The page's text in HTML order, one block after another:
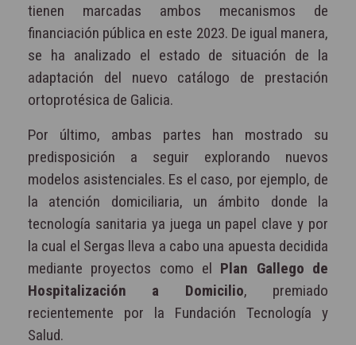
tienen marcadas ambos mecanismos de
financiación pública en este 2023. De igual manera,
se ha analizado el estado de situación de la
adaptación del nuevo catálogo de prestación
ortoprotésica de Galicia.
Por último, ambas partes han mostrado su
predisposición a seguir explorando nuevos
modelos asistenciales. Es el caso, por ejemplo, de
la atención domiciliaria, un ámbito donde la
tecnología sanitaria ya juega un papel clave y por
la cual el Sergas lleva a cabo una apuesta decidida
mediante proyectos como el Plan Gallego de
Hospitalización a Domicilio, premiado
recientemente por la Fundación Tecnología y
Salud.